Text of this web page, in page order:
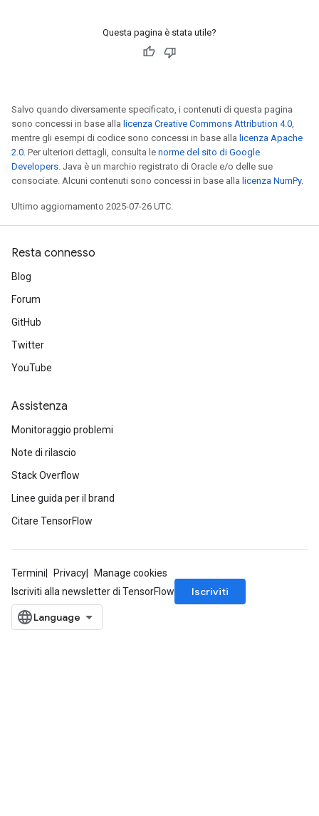
Questa pagina è stata utile?
Salvo quando diversamente specificato, i contenuti di questa pagina
sono concessi in base alla licenza Creative Commons Attribution 4.0,
mentre gli esempi di codice sono concessi in base alla licenza Apache
2.0. Per ulteriori dettagli, consulta le norme del sito di Google
Developers. Java è un marchio registrato di Oracle e/o delle sue
consociate. Alcuni contenuti sono concessi in base alla licenza NumPy.
Ultimo aggiornamento 2025-07-26 UTC.
Resta connesso
Blog
Forum
GitHub
Twitter
YouTube
Assistenza
Monitoraggio problemi
Note di rilascio
Stack Overflow
Linee guida per il brand
Citare TensorFlow
Termini Privacy
Manage cookies
Iscriviti alla newsletter di TensorFlow
Iscriviti